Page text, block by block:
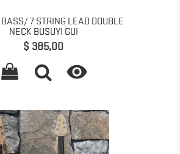
7 STRING LEAD DOUBLE
NECK BUSUYI GUI
Preço
$ 385,00
